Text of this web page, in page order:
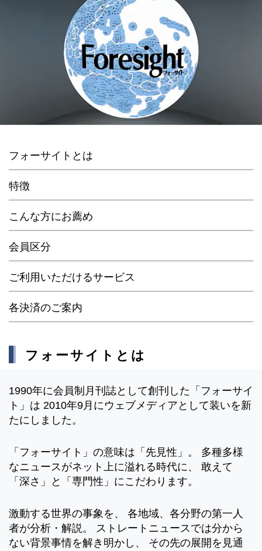
フォーサイトとは
特徴
こんな方にお薦め
会員区分
ご利用いただけるサービス
各決済のご案内
フォーサイトとは
1990年に会員制月刊誌として創刊した「フォーサイ
ト」は 2010年9月にウェブメディアとして装いを新
たにしました。
「フォーサイト」の意味は「先見性」。 多種多様
なニュースがネット上に溢れる時代に、 敢えて
「深さ」と「専門性」にこだわります。
激動する世界の事象を、 各地域、各分野の第一人
者が分析・解説。 ストレートニュースでは分から
ない背景事情を解き明かし、 その先の展開を見通